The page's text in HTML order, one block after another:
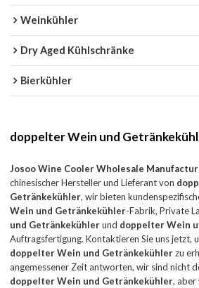
Weinkühler
Dry Aged Kühlschränke
Bierkühler
doppelter Wein und
Josoo Wine Cooler Wholesale
chinesischer Hersteller und Lieferant von
Getränkekühler, wir bieten
Wein und Getränkekühler-Fabrik, Private
und Getränkekühlerund doppelter Wein
Auftragsfertigung. Kontaktieren Sie uns jetzt,
doppelter Wein und Getränkekühlerzu
angemessener Zeit antworten, wir sind nicht
doppelter Wein und Getränkekühler, aber